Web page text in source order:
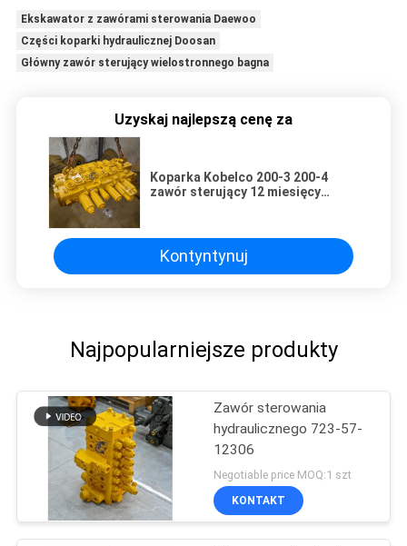
Ekskawator z zawórami sterowania Daewoo
Części koparki hydraulicznej Doosan
Główny zawór sterujący wielostronnego bagna
Uzyskaj najlepszą cenę za
Koparka Kobelco 200-3 200-4
zawór sterujący 12 miesięcy
Kontyntynuj
Najpopularniejsze produkty
Zawór sterowania
hydraulicznego 723-57-
12306
Negotiable price MOQ:1 szt
KONTAKT